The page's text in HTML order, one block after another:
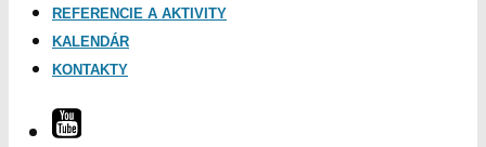
REFERENCIE A AKTIVITY
KALENDÁR
KONTAKTY